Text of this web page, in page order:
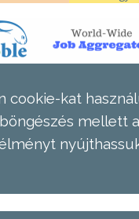
cookie-kat
mellett